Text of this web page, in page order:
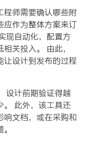
程师需要确认哪些附
应作为整体方案来订
现自动化，配置方
关投入。 由此，
让设计到发布的过程
设计前期验证得越
。 此外，该工具还
文档，或在采购和